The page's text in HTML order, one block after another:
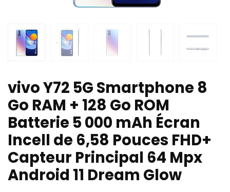
vivo Y72 5G Smartphone 8
Go RAM + 128 Go ROM
Batterie 5 000 mAh Écran
Incell de 6,58 Pouces FHD+
Capteur Principal 64 Mpx
Android 11 Dream Glow